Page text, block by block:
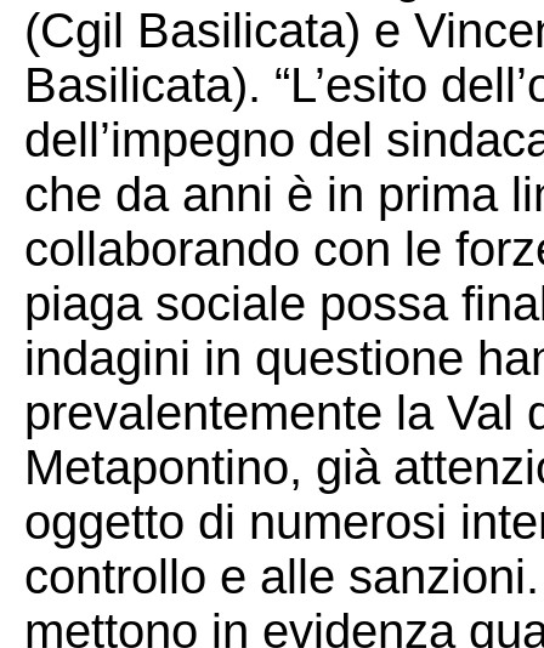
(Cgil Basilicata) e
Basilicata). “L’esito
dell’impegno del
che da anni è in prima
collaborando con le
piaga sociale possa
indagini in questione
prevalentemente la Val
Metapontino, già
oggetto di numerosi
controllo e alle
mettono in evidenza